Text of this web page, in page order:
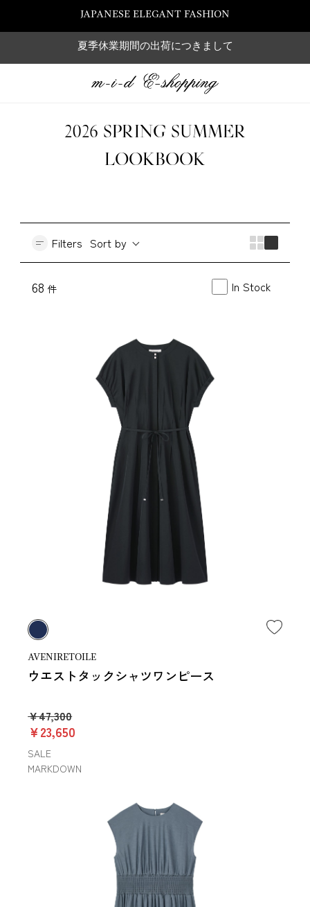
JAPANESE ELEGANT FASHION
夏季休業期間の出荷につきまして
2026 SPRING SUMMER
LOOKBOOK
Filters Sort by
68 件 In Stock
AVENIRETOILE
ウエストタックシャツワンピース
￥47,300
￥23,650
SALE
MARKDOWN